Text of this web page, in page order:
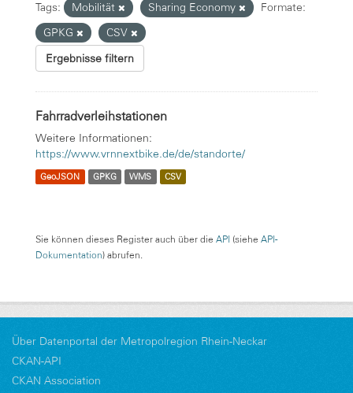
Tags: Mobilität Sharing Economy
Formate:
GPKG
CSV
Ergebnisse filtern
Fahrradverleihstationen
Weitere Informationen:
https://www.vrnnextbike.de/de/standorte/
GeoJSON GPKG WMS CSV
Sie können dieses Register auch über die API (siehe API-
Dokumentation) abrufen.
Über Datenportal der Metropolregion Rhein-Neckar
CKAN-API
CKAN Association